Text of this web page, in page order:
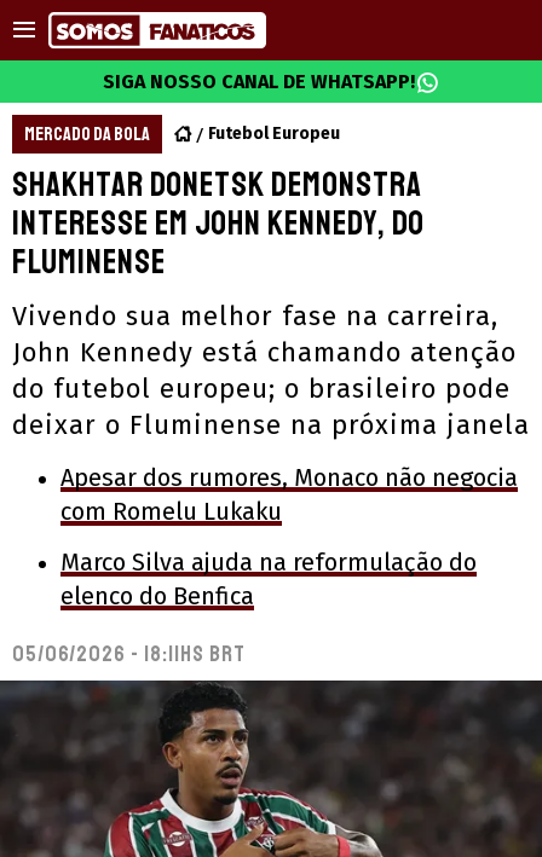
SIGA NOSSO CANAL DE WHATSAPP!
MERCADO DA BOLA Futebol Europeu
Shakhtar Donetsk demonstra
interesse em John Kennedy, do
Fluminense
Vivendo sua melhor fase na carreira,
John Kennedy está chamando atenção
do futebol europeu; o brasileiro pode
deixar o Fluminense na próxima janela
Apesar dos rumores, Monaco não negocia
com Romelu Lukaku
Marco Silva ajuda na reformulação do
elenco do Benfica
05/06/2026 - 18:11hs BRT